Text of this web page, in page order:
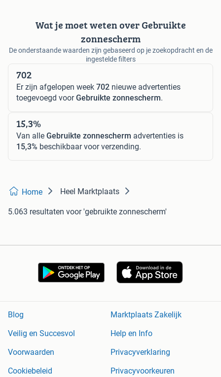
Wat je moet weten over Gebruikte
zonnescherm
De onderstaande waarden zijn gebaseerd op je zoekopdracht en de
ingestelde filters
702
Er zijn afgelopen week 702 nieuwe advertenties
toegevoegd voorGebruikte zonnescherm.
15,3%
Van alle Gebruikte zonnescherm advertenties is
15,3% beschikbaar voor verzending.
Home Heel Marktplaats
5.063 resultaten voor 'gebruikte zonnescherm'
Blog
Marktplaats Zakelijk
Veilig en Succesvol
Help en Info
Voorwaarden
Privacyverklaring
Cookiebeleid
Privacyvoorkeuren